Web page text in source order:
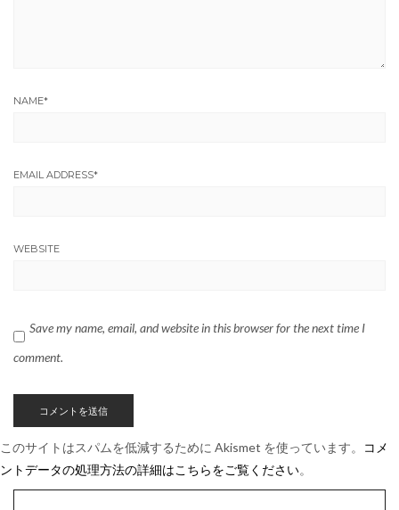
NAME*
EMAIL ADDRESS*
WEBSITE
Save my name, email, and website in this browser for the next time I
comment.
このサイトはスパムを低減するために Akismet を使っています。
コメ
ントデータの処理方法の詳細はこちらをご覧ください。